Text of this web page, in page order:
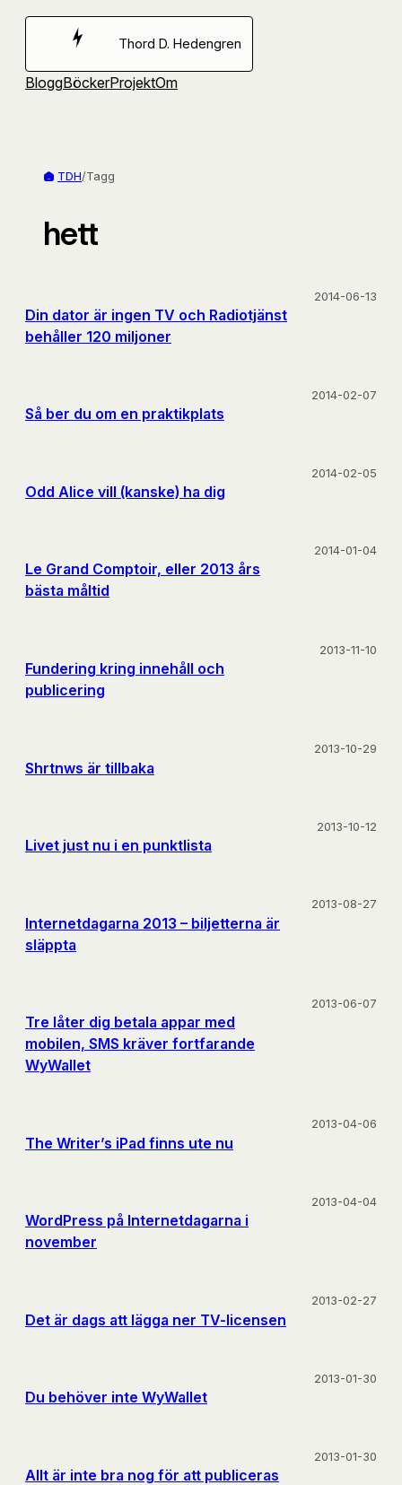
Hoppa
Thord D. Hedengren
BloggBöckerProjektOm
TDH/Tagg
hett
Din dator är ingen TV och Radiotjänst
behåller 120 miljoner
2014-06-13
Så ber du om en praktikplats
2014-02-07
Odd Alice vill (kanske) ha dig
2014-02-05
Le Grand Comptoir, eller 2013 års
bästa måltid
2014-01-04
Fundering kring innehåll och
publicering
2013-11-10
Shrtnws är tillbaka
2013-10-29
Livet just nu i en punktlista
2013-10-12
Internetdagarna 2013 – biljetterna är
släppta
2013-08-27
Tre låter dig betala appar med
mobilen, SMS kräver fortfarande
WyWallet
2013-06-07
The Writer’s iPad finns ute nu
2013-04-06
WordPress på Internetdagarna i
november
2013-04-04
Det är dags att lägga ner TV-licensen
2013-02-27
Du behöver inte WyWallet
2013-01-30
Allt är inte bra nog för att publiceras
2013-01-30